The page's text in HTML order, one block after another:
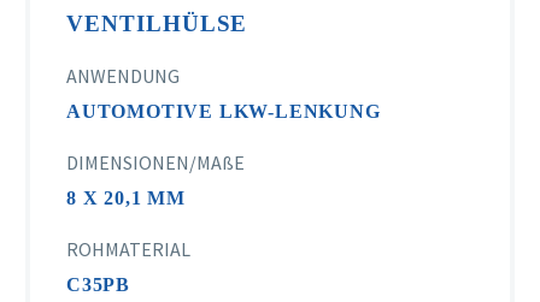
VENTILHÜLSE
ANWENDUNG
AUTOMOTIVE LKW-LENKUNG
DIMENSIONEN/MAßE
8 X 20,1 MM
ROHMATERIAL
C35PB